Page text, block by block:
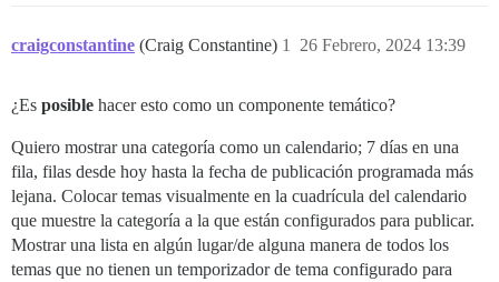
craigconstantine (Craig Constantine) 26 Febrero, 2024 13:39
1
¿Es posible hacer esto como un componente temático?
Quiero mostrar una categoría como un calendario; 7 días en una
fila, filas desde hoy hasta la fecha de publicación programada más
lejana. Colocar temas visualmente en la cuadrícula del calendario
que muestre la categoría a la que están configurados para publicar.
Mostrar una lista en algún lugar/de alguna manera de todos los
temas que no tienen un temporizador de tema configurado para